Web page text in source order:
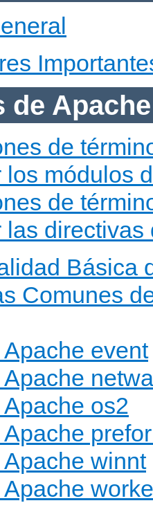
de Apache
de
los módulos
de
las directivas
Básica
Comunes
event
os2
winnt